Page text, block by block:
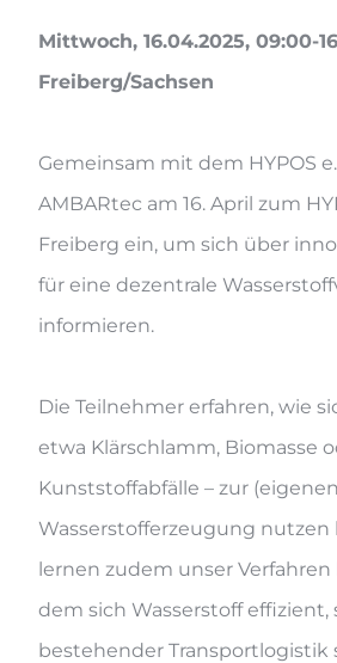
Mittwoch, 16.04.2025, 09:00-
Freiberg/Sachsen
Gemeinsam mit dem HYPOS
AMBARtec am 16. April zum
Freiberg ein, um sich über
für eine dezentrale
informieren.
Die Teilnehmer erfahren, wie
etwa Klärschlamm, Biomasse
Kunststoffabfälle – zur
Wasserstofferzeugung nutzen
lernen zudem unser
dem sich Wasserstoff
bestehender Transportlogistik